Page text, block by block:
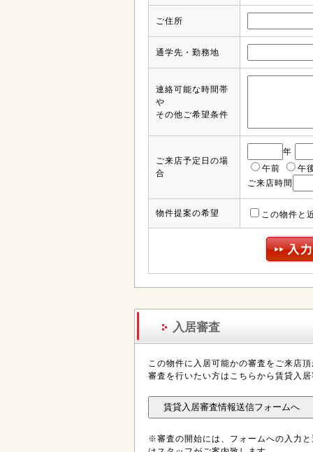
ご住所
通学先・勤務地
連絡可能な時間帯
や
その他ご希望条件
ご来店予定日の場
合
年
午前
午
ご来店時間
物件提案の希望 この物件と
入居審査
この物件に入居可能かの審査をご来店
審査を行いたい方はこちらから賃貸入
※審査の開始には、フォームへの入力